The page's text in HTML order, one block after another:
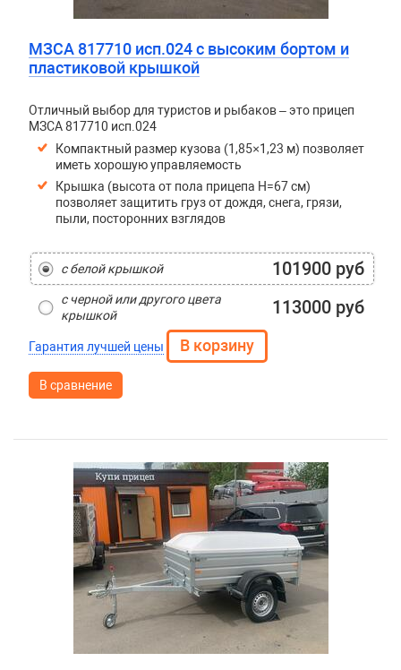
МЗСА 817710 исп.024 с высоким бортом и
пластиковой крышкой
Отличный выбор для туристов и рыбаков – это прицеп
МЗСА 817710 исп.024
Компактный размер кузова (1,85×1,23 м) позволяет
иметь хорошую управляемость
Крышка (высота от пола прицепа H=67 см)
позволяет защитить груз от дождя, снега, грязи,
пыли, посторонних взглядов
с белой крышкой 101900 руб
с черной или другого цвета
крышкой
113000 руб
Гарантия лучшей цены
В сравнение